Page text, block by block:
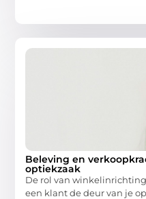
Beleving en
optiekzaak
De rol van
een klant de deur van je